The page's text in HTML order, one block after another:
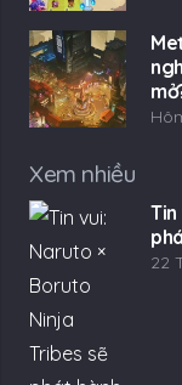
Xem nhiều
22